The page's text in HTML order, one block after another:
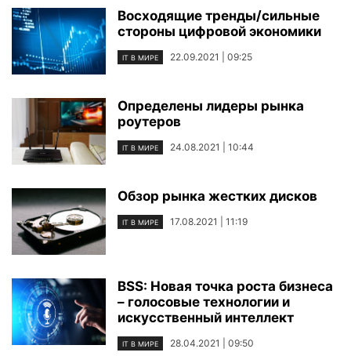
Восходящие тренды/сильные
стороны цифровой экономики
IT В МИРЕ 22.09.2021 | 09:25
Определены лидеры рынка
роутеров
IT В МИРЕ 24.08.2021 | 10:44
Обзор рынка жестких дисков
IT В МИРЕ 17.08.2021 | 11:19
BSS: Новая точка роста бизнеса
– голосовые технологии и
искусственный интеллект
IT В МИРЕ 28.04.2021 | 09:50